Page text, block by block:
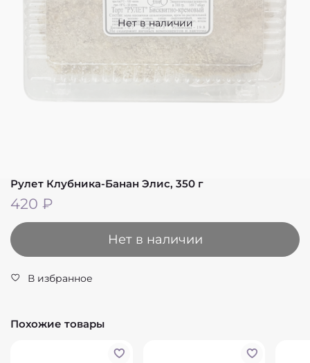
Нет в наличии
Рулет Клубника-Банан Элис, 350 г
420 ₽
Нет в наличии
В избранное
Похожие товары